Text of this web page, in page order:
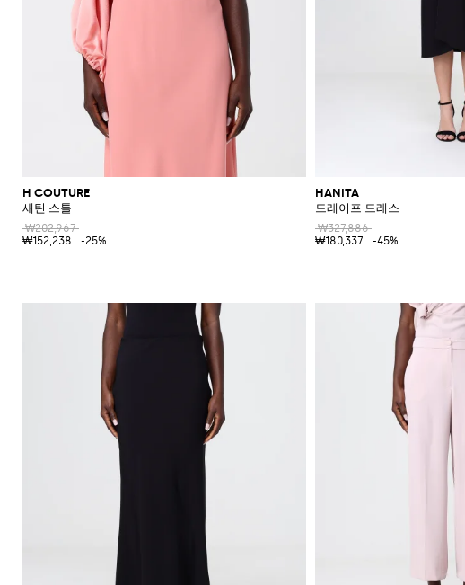
H COUTURE
새틴 스톨
₩202,967
₩152,238
-25%
HANITA
드레이프 드레스
₩327,886
₩180,337
-45%